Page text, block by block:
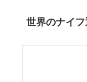
世界のナイ